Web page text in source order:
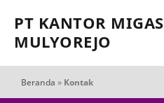
PT KANTOR MIGAS
MULYOREJO
Beranda » Kontak